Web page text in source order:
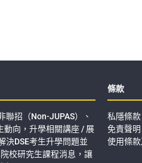
聯招（Non-JUPAS）、
動向，升學相關講座 / 展
決DSE考生升學問題並
校研究生課程消息，讓
條款
私隱條款
免責聲明
使用條